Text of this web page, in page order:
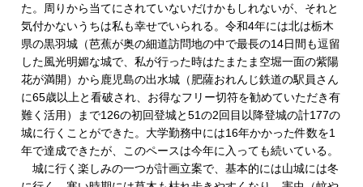
た。周りから当てにされていないだけかもしれないが、それと
気付かないうちは私も幸せでいられる。令和4年には北は栃木
県の黒羽城（芭蕉が奥の細道訪問地の中で最長の14日間も逗留
した風光明媚な城で、私が行った時はたまたま空堀一面の紫陽
花が満開）から鹿児島の出水城（肥薩おれんじ鉄道の駅員さん
に65歳以上と看破され、お得なフリー切符を勧めていただき有
難く活用）まで126の初回登城と51の2回目以降登城の計177の
城に行くことができた。大学勤務中には16年かかった件数を1
年で達成できたが、このペースは今年に入っても続いている。
城に行く楽しみの一つが計画立案で、基本的には山城には冬